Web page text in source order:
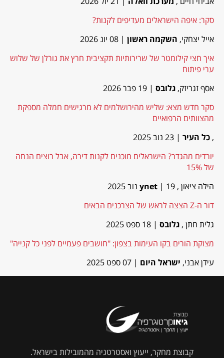
סקר: איפה הישראלים מעדיפים לקנות?
אייל יצחקי, השקמה ראשון | 08 יונ 2026
איך חצי קילומטר של שרירותיות תקציבית חרץ את גורלן של שלוש
ערי פיתוח
אסף זגריזק, גלובס | 19 פבר 2026
סקר חדש מצא: שליש מהירושלמים לא מרגישים חמלה מספקת
מהצוותים הרפואיים
, כל העיר | 23 נוב 2025
יורדים מהגדר? הישראלים מוכנים לקנות דירה, אבל רוצים הנחה
של 15%
הילה ציאון ,
ynet | 19 נוב 2025
דור ה-Z הצצה לראש של הצרכנים הבאים
גלית חתן , גלובס | 18 ספט 2025
מצוקת הורים בקו העימות בצפון: "חושבים פעמיים לפני כל קנייה"
עידן אבני, ישראל היום | 07 ספט 2025
קבוצת מחקר, ייעוץ ואסטרטגיה מהמובילות בישראל.